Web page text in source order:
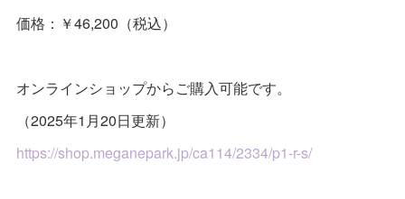
価格：￥46,200（税込）
オンラインショップからご購入可能です。
（2025年1月20日更新）
https://shop.meganepark.jp/ca114/2334/p1-r-s/